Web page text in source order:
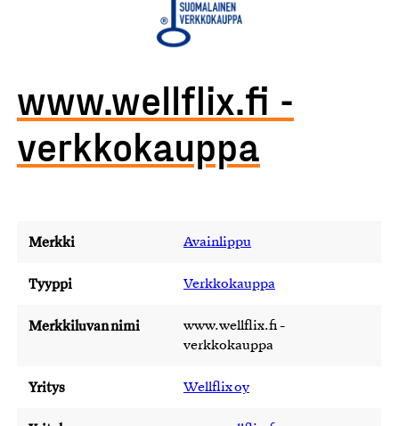
www.wellflix.fi -
verkkokauppa
Merkki Avainlippu
Tyyppi Verkkokauppa
Merkkiluvan nimi
www.wellflix.fi -
verkkokauppa
Yritys Wellflix oy